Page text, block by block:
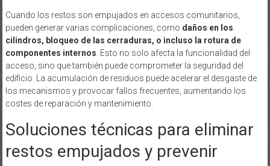
Cuando los restos son empujados en accesos comunitarios,
pueden generar varias complicaciones, como daños en los
cilindros, bloqueo de las cerraduras, o incluso la rotura de
componentes internos. Esto no solo afecta la funcionalidad del
acceso, sino que también puede comprometer la seguridad del
edificio. La acumulación de residuos puede acelerar el desgaste de
los mecanismos y provocar fallos frecuentes, aumentando los
costes de reparación y mantenimiento.
Soluciones técnicas para eliminar
restos empujados y prevenir